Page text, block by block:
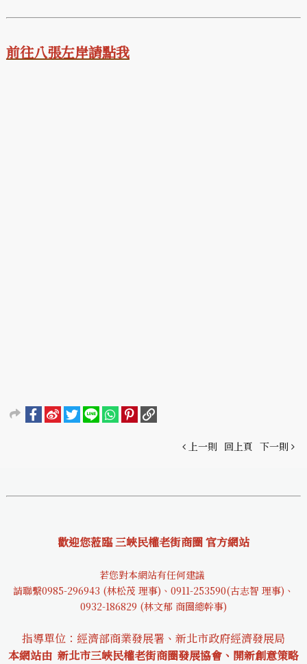
前往八張左岸請點我
上一則 回上頁 下一則
歡迎您蒞臨 三峽民權老街商圈 官方網站
若您對本網站有任何建議
請聯繫0985-296943 (林松茂 理事)、0911-253590(古志智 理事)、
0932-186829 (林文郁 商圈總幹事)
指導單位：經濟部商業發展署、新北市政府經濟發展局
本網站由 新北市三峽民權老街商圈發展協會、開新創意策略